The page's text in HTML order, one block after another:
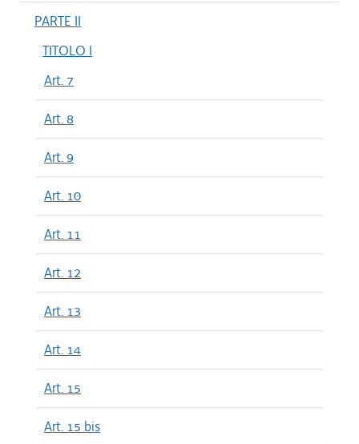
PARTE II
TITOLO I
Art. 7
Art. 8
Art. 9
Art. 10
Art. 11
Art. 12
Art. 13
Art. 14
Art. 15
Art. 15 bis